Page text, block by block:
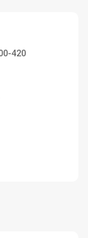
ou
esse
420